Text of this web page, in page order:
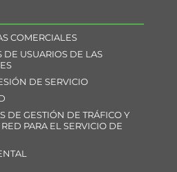
COMERCIALES
DE USUARIOS DE LAS
DE SERVICIO
DE GESTIÓN DE TRÁFICO Y
PARA EL SERVICIO DE